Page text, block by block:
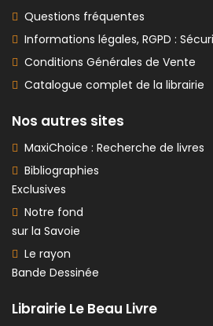
Questions fréquentes
Informations légales, RGPD :
Conditions Générales de Vente
Catalogue complet de la librairie
Nos autres sites
MaxiChoice : Recherche de livres
Bibliographies
Exclusives
Notre fond
sur la Savoie
Le rayon
Bande Dessinée
Librairie Le Beau Livre